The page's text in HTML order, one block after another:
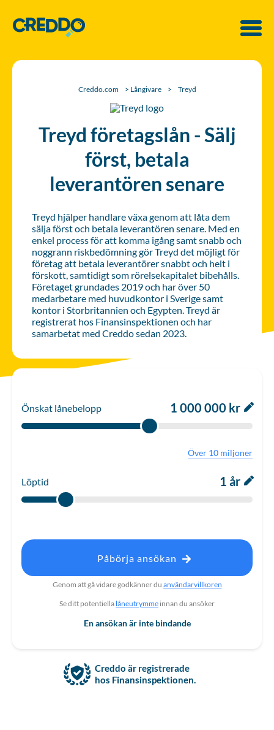
Creddo.com > Långivare > Treyd
Treyd företagslån - Sälj
först, betala
leverantören senare
Treyd hjälper handlare växa genom att låta dem
sälja först och betala leverantören senare. Med en
enkel process för att komma igång samt snabb och
noggrann riskbedömning gör Treyd det möjligt för
företag att betala leverantörer snabbt och helt i
förskott, samtidigt som rörelsekapitalet bibehålls.
Företaget grundades 2019 och har över 50
medarbetare med huvudkontor i Sverige samt
kontor i Storbritannien och Egypten. Treyd är
registrerat hos Finansinspektionen och har
samarbetat med Creddo sedan 2023.
Önskat lånebelopp 1 000 000 kr
Över 10 miljoner
Löptid 1 år
Påbörja ansökan
Genom att gå vidare godkänner du användarvillkoren
Se ditt potentiella låneutrymme innan du ansöker
En ansökan är inte bindande
Creddo är registrerade
hos Finansinspektionen.